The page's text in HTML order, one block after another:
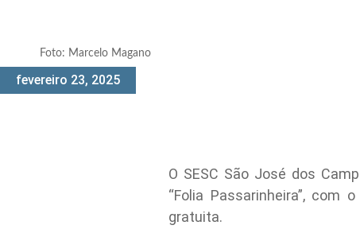
Foto: Marcelo Magano
fevereiro 23, 2025
O SESC São José dos
“Folia Passarinheira”, com
gratuita.